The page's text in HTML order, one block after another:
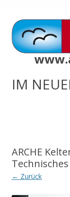
IM
ARCHE
← Zurück